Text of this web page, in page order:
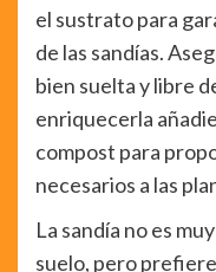
el sustrato para
de las sandías.
bien suelta y libre
enriquecerla
compost para
necesarios a las
La sandía no es
suelo, pero